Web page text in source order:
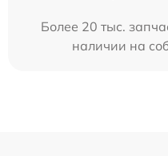
Более 20 тыс.
наличии на